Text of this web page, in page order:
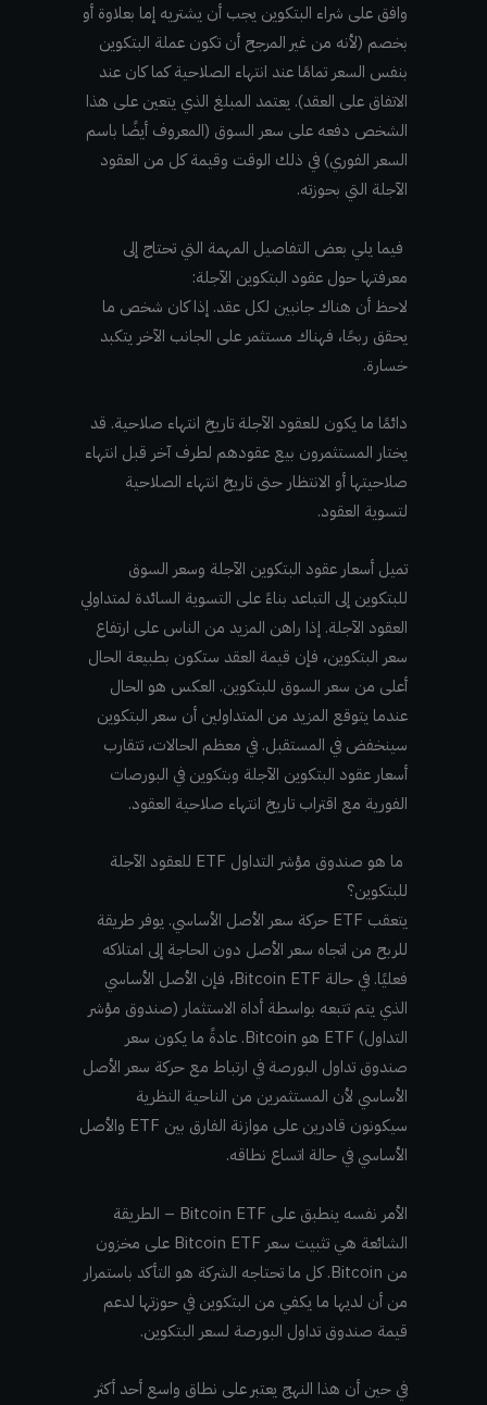
وافق على شراء البتكوين يجب أن يشتريه إما بعلاوة أو
بخصم (لأنه من غير المرجح أن تكون عملة البتكوين
بنفس السعر تمامًا عند انتهاء الصلاحية كما كان عند
الاتفاق على العقد). يعتمد المبلغ الذي يتعين على هذا
الشخص دفعه على سعر السوق (المعروف أيضًا باسم
السعر الفوري) في ذلك الوقت وقيمة كل من العقود
الآجلة التي بحوزته.
فيما يلي بعض التفاصيل المهمة التي تحتاج إلى
معرفتها حول عقود البتكوين الآجلة:
لاحظ أن هناك جانبين لكل عقد. إذا كان شخص ما
يحقق ربحًا، فهناك مستثمر على الجانب الآخر يتكبد
خسارة.
دائمًا ما يكون للعقود الآجلة تاريخ انتهاء صلاحية. قد
يختار المستثمرون بيع عقودهم لطرف آخر قبل انتهاء
صلاحيتها أو الانتظار حتى تاريخ انتهاء الصلاحية
لتسوية العقود.
تميل أسعار عقود البتكوين الآجلة وسعر السوق
للبتكوين إلى التباعد بناءً على التسوية السائدة لمتداولي
العقود الآجلة. إذا راهن المزيد من الناس على ارتفاع
سعر البتكوين، فإن قيمة العقد ستكون بطبيعة الحال
أعلى من سعر السوق للبتكوين. العكس هو الحال
عندما يتوقع المزيد من المتداولين أن سعر البتكوين
سينخفض ​​في المستقبل. في معظم الحالات، تتقارب
أسعار عقود البتكوين الآجلة وبتكوين في البورصات
الفورية مع اقتراب تاريخ انتهاء صلاحية العقود.
ما هو صندوق مؤشر التداول ETF للعقود الآجلة
للبتكوين؟
يتعقب ETF حركة سعر الأصل الأساسي. يوفر طريقة
للربح من اتجاه سعر الأصل دون الحاجة إلى امتلاكه
فعليًا. في حالة Bitcoin ETF، فإن الأصل الأساسي
الذي يتم تتبعه بواسطة أداة الاستثمار (صندوق مؤشر
التداول) ETF هو Bitcoin. عادةً ما يكون سعر
صندوق تداول البورصة في ارتباط مع حركة سعر الأصل
الأساسي لأن المستثمرين من الناحية النظرية
سيكونون قادرين على موازنة الفارق بين ETF والأصل
الأساسي في حالة اتساع نطاقه.
الأمر نفسه ينطبق على Bitcoin ETF – الطريقة
الشائعة هي تثبيت سعر Bitcoin ETF على مخزون
من Bitcoin. كل ما تحتاجه الشركة هو التأكد باستمرار
من أن لديها ما يكفي من البتكوين في حوزتها لدعم
قيمة صندوق تداول البورصة لسعر البتكوين.
في حين أن هذا النهج يعتبر على نطاق واسع أحد أكثر